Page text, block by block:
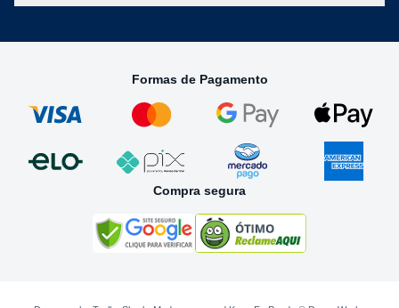
Formas de Pagamento
Compra segura